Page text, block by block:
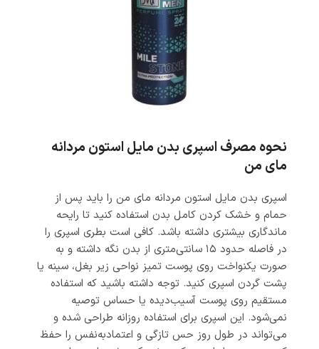
نحوه مصرف اسپری بدن مایل استون مردانه
مای من
اسپری بدن مایل استون مردانه مای من را باید پس از
حمام و خشک کردن کامل بدن استفاده کنید تا رایحه
ماندگاری بیشتری داشته باشد. کافی است بطری اسپری را
در فاصله حدود ۱۵ سانتی‌متری از بدن نگه داشته و به
صورت یکنواخت روی پوست تمیز نواحی زیر بغل، سینه یا
پشت گردن اسپری کنید. توجه داشته باشید که استفاده
مستقیم روی پوست آسیب‌دیده یا حساس توصیه
نمی‌شود. این اسپری برای استفاده روزانه طراحی شده و
می‌تواند در طول روز حس تازگی و اعتمادبه‌نفس را حفظ